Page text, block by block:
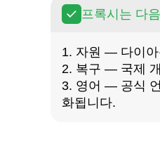
프록시는 다
1. 자원 — 다이아
2. 복구 — 국제
3. 영어 — 공식
화됩니다.